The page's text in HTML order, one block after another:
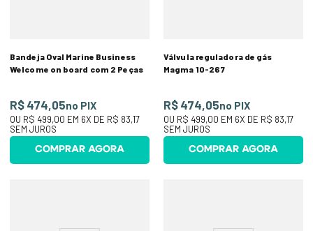
Bandeja Oval Marine Business
Welcome on board com 2 Peças
R$ 474,05no PIX
OU R$ 499,00 EM 6X DE R$ 83,17
SEM JUROS
COMPRAR AGORA
Válvula reguladora de gás
Magma 10-267
R$ 474,05no PIX
OU R$ 499,00 EM 6X DE R$ 83,17
SEM JUROS
COMPRAR AGORA